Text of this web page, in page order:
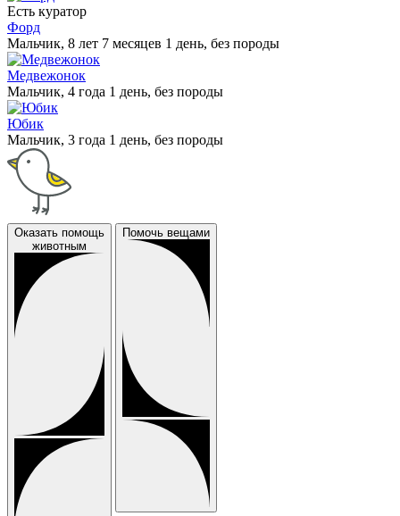
Есть куратор
Форд
Мальчик, 8 лет 7 месяцев 1 день, без породы
Медвежонок
Мальчик, 4 года 1 день, без породы
Юбик
Мальчик, 3 года 1 день, без породы
Оказать помощь
животным
Помочь вещами